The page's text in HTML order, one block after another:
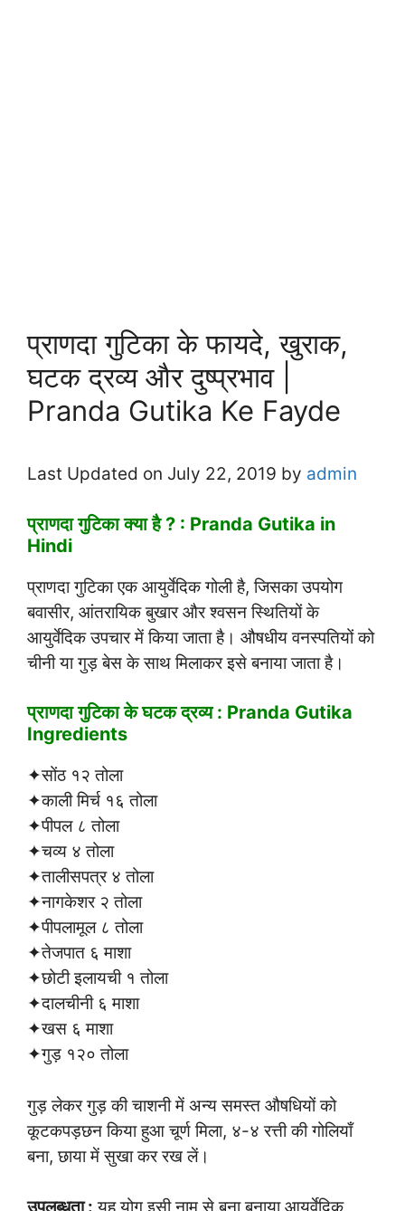
प्राणदा गुटिका के फायदे, खुराक,
घटक द्रव्य और दुष्प्रभाव |
Pranda Gutika Ke Fayde
Last Updated on July 22, 2019 by admin
प्राणदा गुटिका क्या है ? : Pranda Gutika in
Hindi
प्राणदा गुटिका एक आयुर्वेदिक गोली है, जिसका उपयोग
बवासीर, आंतरायिक बुखार और श्वसन स्थितियों के
आयुर्वेदिक उपचार में किया जाता है। औषधीय वनस्पतियों को
चीनी या गुड़ बेस के साथ मिलाकर इसे बनाया जाता है।
प्राणदा गुटिका के घटक द्रव्य : Pranda Gutika
Ingredients
✦सोंठ १२ तोला
✦काली मिर्च १६ तोला
✦पीपल ८ तोला
✦चव्य ४ तोला
✦तालीसपत्र ४ तोला
✦नागकेशर २ तोला
✦पीपलामूल ८ तोला
✦तेजपात ६ माशा
✦छोटी इलायची १ तोला
✦दालचीनी ६ माशा
✦खस ६ माशा
✦गुड़ १२० तोला
गुड़ लेकर गुड़ की चाशनी में अन्य समस्त औषधियों को
कूटकपड़छन किया हुआ चूर्ण मिला, ४-४ रत्ती की गोलियाँ
बना, छाया में सुखा कर रख लें।